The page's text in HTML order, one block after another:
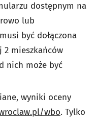
dostępnym na
lub
być dołączona
mieszkańców
nich może być
wyniki oceny
wbo. Tylko